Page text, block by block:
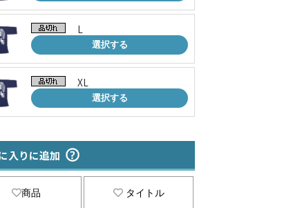
L
選択する
XL
選択する
入りに追加
商品 タイトル